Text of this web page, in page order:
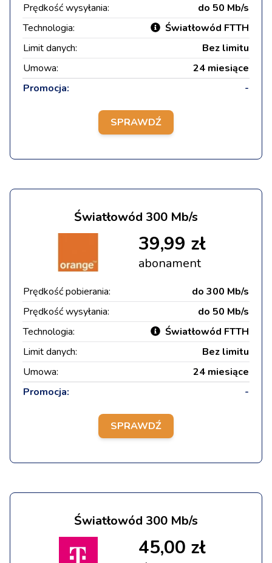
Prędkość wysyłania:
do 50 Mb/s
Technologia:
Światłowód FTTH
Limit danych:
Bez limitu
Umowa:
24 miesiące
Promocja:
-
SPRAWDŹ
Światłowód 300 Mb/s
39,99 zł
abonament
Prędkość pobierania:
do 300 Mb/s
Prędkość wysyłania:
do 50 Mb/s
Technologia:
Światłowód FTTH
Limit danych:
Bez limitu
Umowa:
24 miesiące
Promocja:
-
SPRAWDŹ
Światłowód 300 Mb/s
45,00 zł